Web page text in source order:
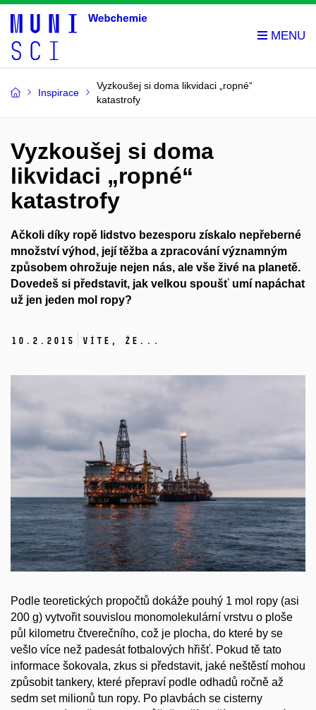
Inspirace
Vyzkoušej si doma likvidaci „ropné“
katastrofy
Vyzkoušej si doma
likvidaci „ropné“
katastrofy
Ačkoli díky ropě lidstvo bezesporu získalo nepřeberné
množství výhod, její těžba a zpracování významným
způsobem ohrožuje nejen nás, ale vše živé na planetě.
Dovedeš si představit, jak velkou spoušť umí napáchat
už jen jeden mol ropy?
10. 2. 2015 Víte, že...
Podle teoretických propočtů dokáže pouhý 1 mol ropy (asi
200 g) vytvořit souvislou monomolekulární vrstvu o ploše
půl kilometru čtverečního, což je plocha, do které by se
vešlo více než padesát fotbalových hřišť. Pokud tě tato
informace šokovala, zkus si představit, jaké neštěstí mohou
způsobit tankery, které přepraví podle odhadů ročně až
sedm set milionů tun ropy. Po plavbách se cisterny